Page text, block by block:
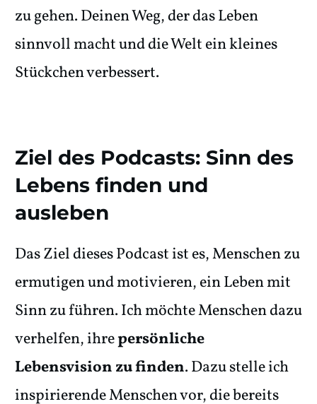
zu gehen. Deinen Weg, der das Leben
sinnvoll macht und die Welt ein kleines
Stückchen verbessert.
Ziel des Podcasts: Sinn des
Lebens finden und
ausleben
Das Ziel dieses Podcast ist es, Menschen zu
ermutigen und motivieren, ein Leben mit
Sinn zu führen. Ich möchte Menschen dazu
verhelfen, ihrepersönliche
Lebensvision zu finden. Dazu stelle ich
inspirierende Menschen vor, die bereits